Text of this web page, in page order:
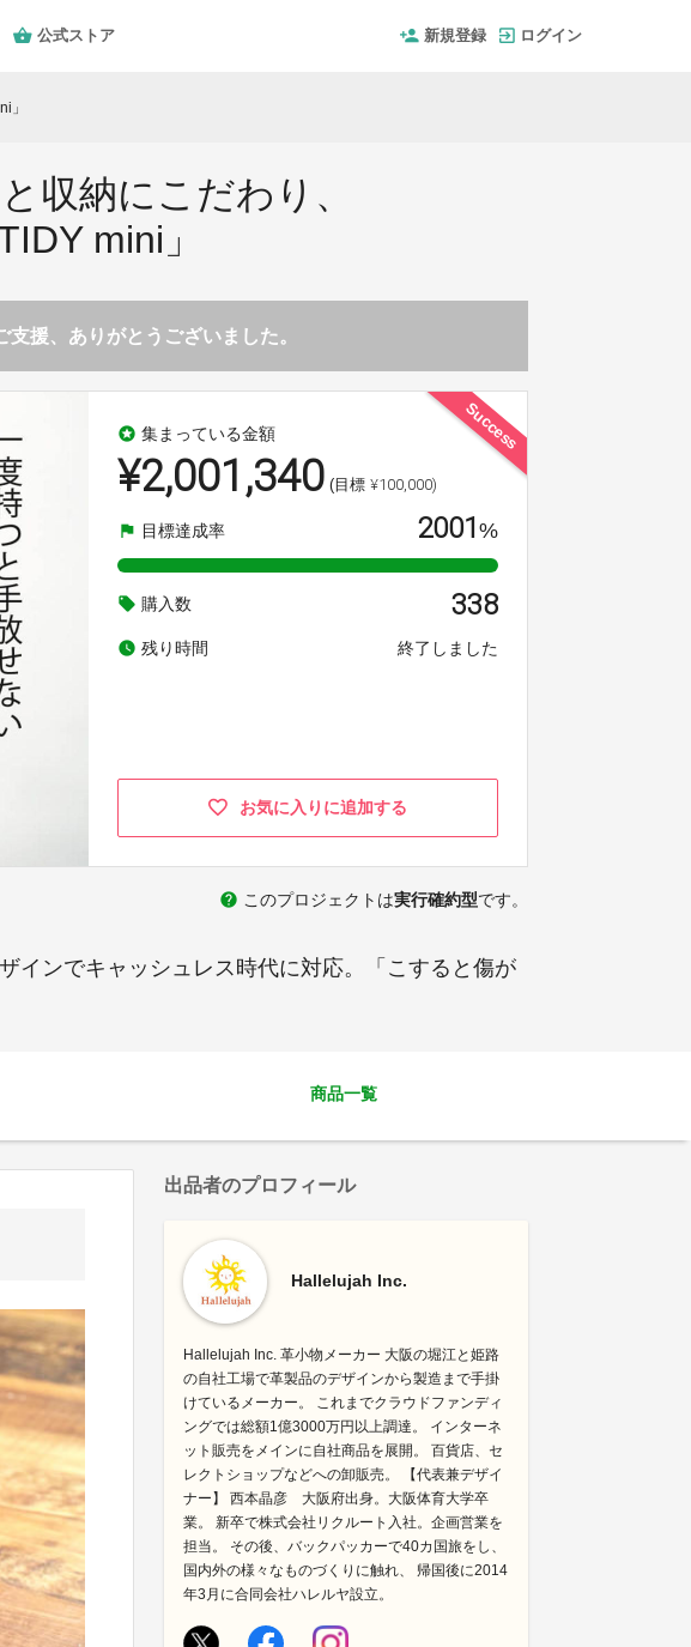
公式ストア 新規登録 ログイン
」
収納にこだわり、
mini」
援、ありがとうございました。
Success
stars 集まっている金額
¥2,001,340 (目標 ¥100,000)
flag 目標達成率 2001%
local_offer 購入数 338
watch_later 残り時間 終了しました
お気に入りに追加する
help このプロジェクトは実行確約型です。
インでキャッシュレス時代に対応。「こすると傷が
商品一覧
出品者のプロフィール
Hallelujah Inc.
Hallelujah Inc. 革小物メーカー 大阪の堀江と姫路
の自社工場で革製品のデザインから製造まで手掛
けているメーカー。 これまでクラウドファンディ
ングでは総額1億3000万円以上調達。 インターネ
ット販売をメインに自社商品を展開。 百貨店、セ
レクトショップなどへの卸販売。 【代表兼デザイ
ナー】 西本晶彦 大阪府出身。大阪体育大学卒
業。 新卒で株式会社リクルート入社。企画営業を
担当。 その後、バックパッカーで40カ国旅をし、
国内外の様々なものづくりに触れ、 帰国後に2014
年3月に合同会社ハレルヤ設立。